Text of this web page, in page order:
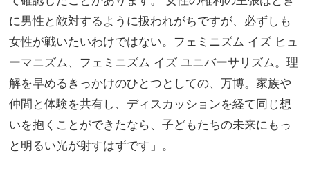
に男性と敵対するように扱われがちですが、必ずしも
女性が戦いたいわけではない。フェミニズム イズ ヒュ
ーマニズム、フェミニズム イズ ユニバーサリズム。理
解を早めるきっかけのひとつとしての、万博。家族や
仲間と体験を共有し、ディスカッションを経て同じ想
いを抱くことができたなら、子どもたちの未来にもっ
と明るい光が射すはずです」。